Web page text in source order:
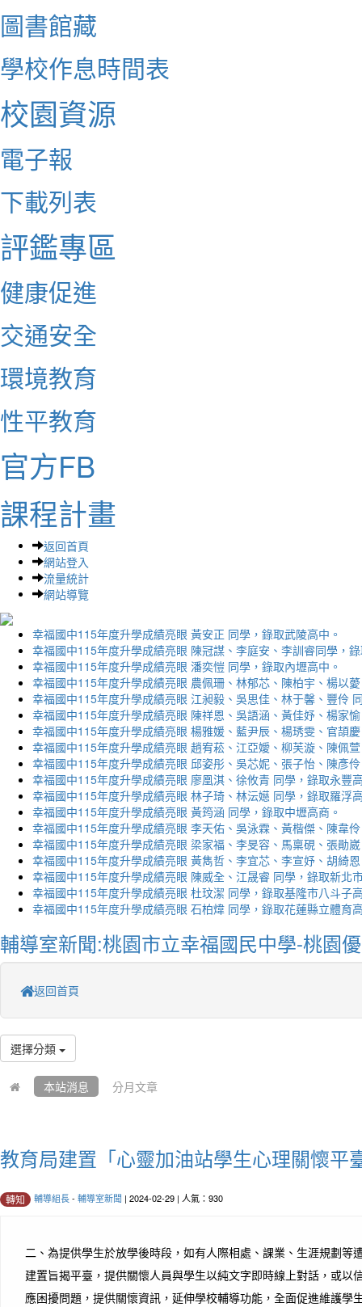
圖書館藏
學校作息時間表
校園資源
電子報
下載列表
評鑑專區
健康促進
交通安全
環境教育
性平教育
官方FB
課程計畫
返回首頁
網站登入
流量統計
網站導覽
幸福國中115年度升學成績亮眼 黃安正 同學，錄取武陵高中。
幸福國中115年度升學成績亮眼 陳冠謀、李庭安、李訓睿同學，
幸福國中115年度升學成績亮眼 潘奕愷 同學，錄取內壢高中。
幸福國中115年度升學成績亮眼 農佩珊、林郁芯、陳柏宇、楊以
幸福國中115年度升學成績亮眼 江昶毅、吳思佳、林于馨、豐伶
幸福國中115年度升學成績亮眼 陳祥恩、吳語涵、黃佳妤、楊家
幸福國中115年度升學成績亮眼 楊雅媛、藍尹辰、楊琇雯、官頡
幸福國中115年度升學成績亮眼 趙宥菘、江亞嬡、柳芙漩、陳佩
幸福國中115年度升學成績亮眼 邱姿彤、吳芯妮、張子怡、陳彥
幸福國中115年度升學成績亮眼 廖凰淇、徐攸青 同學，錄取永豐
幸福國中115年度升學成績亮眼 林子琦、林沄嬨 同學，錄取羅浮
幸福國中115年度升學成績亮眼 黃筠涵 同學，錄取中壢高商。
幸福國中115年度升學成績亮眼 李天佑、吳泳霖、黃楷傑、陳韋
幸福國中115年度升學成績亮眼 梁家福、李旻容、馬稟硯、張勛
幸福國中115年度升學成績亮眼 黃雋哲、李宜芯、李宣妤、胡綺
幸福國中115年度升學成績亮眼 陳威全、江晟睿 同學，錄取新北
幸福國中115年度升學成績亮眼 杜玟潔 同學，錄取基隆市八斗子
幸福國中115年度升學成績亮眼 石柏煒 同學，錄取花蓮縣立體育
輔導室新聞:桃園市立幸福國民中學-桃園
返回首頁
選擇分類
本站消息 分月文章
教育局建置「心靈加油站學生心理關懷平
轉知 輔導組長- 輔導室新聞 | 2024-02-29 | 人氣：930
二、為提供學生於放學後時段，如有人際相處、課業、生涯規劃等
建置旨揭平臺，提供關懷人員與學生以純文字即時線上對話，或以
應困擾問題，提供關懷資訊，延伸學校輔導功能，全面促進維護學